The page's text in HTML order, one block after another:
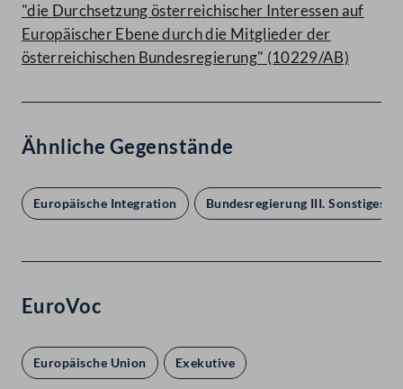
"die Durchsetzung österreichischer Interessen auf
Europäischer Ebene durch die Mitglieder der
österreichischen Bundesregierung" (10229/AB)
Ähnliche Gegenstände
Europäische Integration Bundesregierung III. Sonstiges
EuroVoc
Europäische Union Exekutive